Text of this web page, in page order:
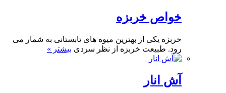
خواص خربزه
خربزه یکی از بهترین میوه های تابستانی به شمار می
رود. طبیعت خربزه از نظر سردی بیشتر »
آش انار